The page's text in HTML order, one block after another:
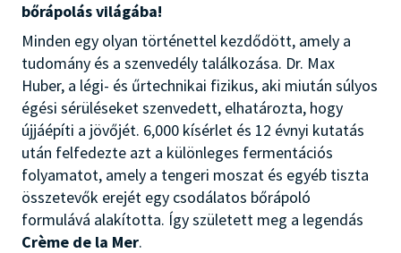
bőrápolás világába!
Minden egy olyan történettel kezdődött, amely a
tudomány és a szenvedély találkozása. Dr. Max
Huber, a légi- és űrtechnikai fizikus, aki miután súlyos
égési sérüléseket szenvedett, elhatározta, hogy
újjáépíti a jövőjét. 6,000 kísérlet és 12 évnyi kutatás
után felfedezte azt a különleges fermentációs
folyamatot, amely a tengeri moszat és egyéb tiszta
összetevők erejét egy csodálatos bőrápoló
formulává alakította. Így született meg a legendás
Crème de la Mer.